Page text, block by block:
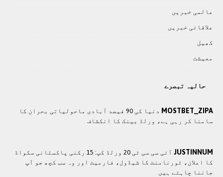
عالمی خبريں
علاقائی خبريں
کھيل
معيشت
حالیہ تبصرے
MOSTBET_ZIPA
دنیا کی 90 فیصد آبادی ماحولیاتی بحران کا
سامنا کر رہی ہے، ورلڈ بینک کا انکشاف
JUSTINNUM
آئی سی سی ٹی 20 ورلڈ کپ: 15 رکنی پاکستانی سکواڈ
کا اعلان، ٹورنامنٹ کا شیڈول، فارمیٹ اور وہ سب کچھ جو آپ
جاننا چاہتے ہیں